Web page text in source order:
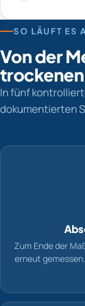
SO LÄUFT ES
Von der
In fünf
dokumentierten
Zum Ende der
erneut